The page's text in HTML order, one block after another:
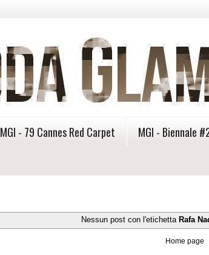
MGI - 79 Cannes Red Carpet MGI - Biennale
Nessun post con l'etichetta Rafa
Home page